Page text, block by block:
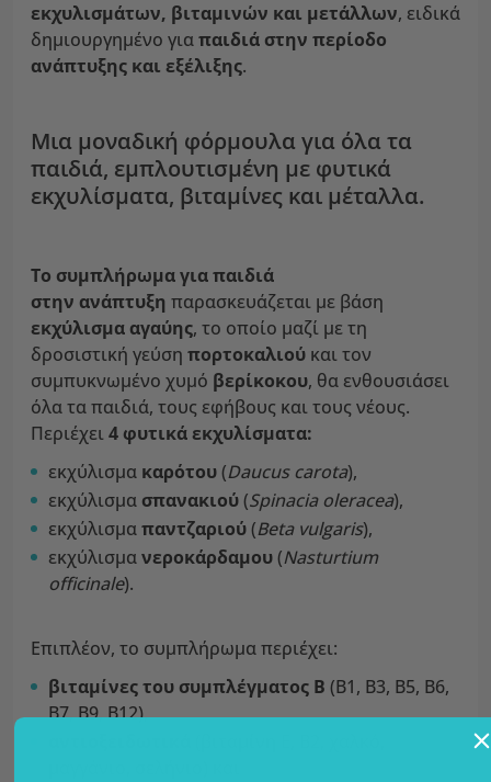
εκχυλισμάτων, βιταμινών και μετάλλων, ειδικά
δημιουργημένο γιαπαιδιά στην περίοδο
ανάπτυξης και εξέλιξης.
Μια μοναδική φόρμουλα για όλα τα
παιδιά, εμπλουτισμένη με φυτικά
εκχυλίσματα, βιταμίνες και μέταλλα.
Το συμπλήρωμαγια παιδιά
στην ανάπτυξη παρασκευάζεται με βάση
εκχύλισμα αγαύης, το οποίο μαζί με τη
δροσιστική γεύση πορτοκαλιού και τον
συμπυκνωμένο χυμό βερίκοκου, θα ενθουσιάσει
όλα τα παιδιά, τους εφήβους και τους νέους.
Περιέχει4 φυτικά εκχυλίσματα:
εκχύλισμα καρότου(Daucus carota),
εκχύλισμα σπανακιού(Spinacia oleracea),
εκχύλισμαπαντζαριού(Beta vulgaris),
εκχύλισμανεροκάρδαμου(Nasturtium
officinale).
Επιπλέον, το συμπλήρωμα περιέχει:
βιταμίνες του συμπλέγματος Β (B1, B3, B5, B6,
B7, B9, B12),